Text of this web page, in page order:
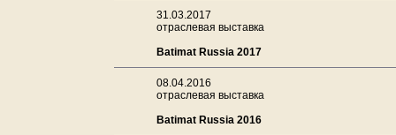
31.03.2017
отраслевая выставка
Batimat Russia 2017
08.04.2016
отраслевая выставка
Batimat Russia 2016